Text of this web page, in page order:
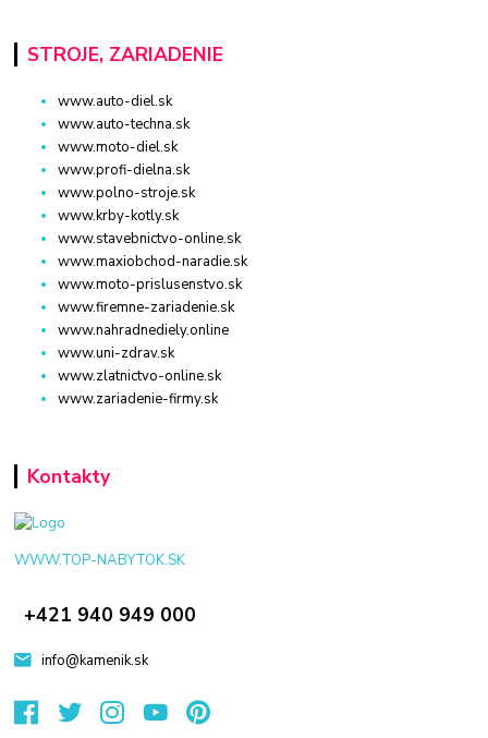
STROJE, ZARIADENIE
www.auto-diel.sk
www.auto-techna.sk
www.moto-diel.sk
www.profi-dielna.sk
www.polno-stroje.sk
www.krby-kotly.sk
www.stavebnictvo-online.sk
www.maxiobchod-naradie.sk
www.moto-prislusenstvo.sk
www.firemne-zariadenie.sk
www.nahradnediely.online
www.uni-zdrav.sk
www.zlatnictvo-online.sk
www.zariadenie-firmy.sk
Kontakty
WWW.TOP-NABYTOK.SK
+421 940 949 000
info@kamenik.sk